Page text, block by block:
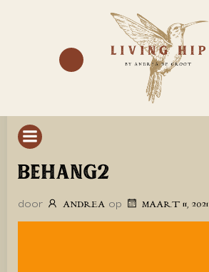
NAAR
DE
INHOUD
BEHANG2
door ANDREA op MAART 11, 2021